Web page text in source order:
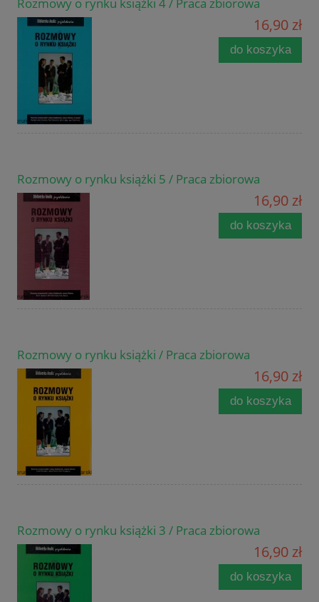
Rozmowy o rynku książki 4 / Praca zbiorowa
16,90 zł
do koszyka
Rozmowy o rynku książki 5 / Praca zbiorowa
16,90 zł
do koszyka
Rozmowy o rynku książki / Praca zbiorowa
16,90 zł
do koszyka
Rozmowy o rynku książki 3 / Praca zbiorowa
16,90 zł
do koszyka